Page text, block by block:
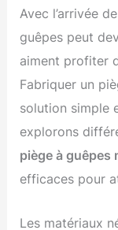
Avec l’arrivée
guêpes peut
aiment profiter
Fabriquer un
solution simple
explorons
piège à guêpes
efficaces pour
Les matériaux